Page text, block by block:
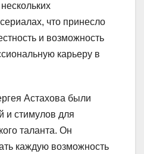
что принесло
и возможность
карьеру в
Астахова были
и стимулов для
таланта. Он
каждую возможность